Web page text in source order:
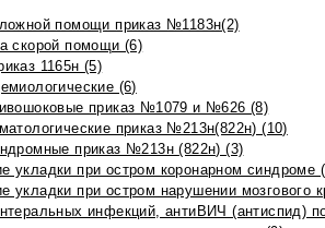
помощи приказ №1183н(2)
скорой помощи (6)
1165н (5)
(6)
приказ №1079 и №626 (8)
приказ №213н(822н) (10)
приказ №213н (822н) (3)
укладки при остром коронарном синдроме
укладки при остром нарушении мозгового
инфекций, антиВИЧ (антиспид)